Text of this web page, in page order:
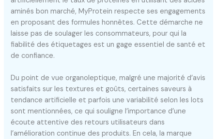
aminés bon marché, MyProtein respecte ses engagements
en proposant des formules honnêtes. Cette démarche ne
laisse pas de soulager les consommateurs, pour qui la
fiabilité des étiquetages est un gage essentiel de santé et
de confiance.
Du point de vue organoleptique, malgré une majorité d’avis
satisfaits sur les textures et goûts, certaines saveurs à
tendance artificielle et parfois une variabilité selon les lots
sont mentionnées, ce qui souligne l’importance d’une
écoute attentive des retours utilisateurs dans
l’amélioration continue des produits. En cela, la marque